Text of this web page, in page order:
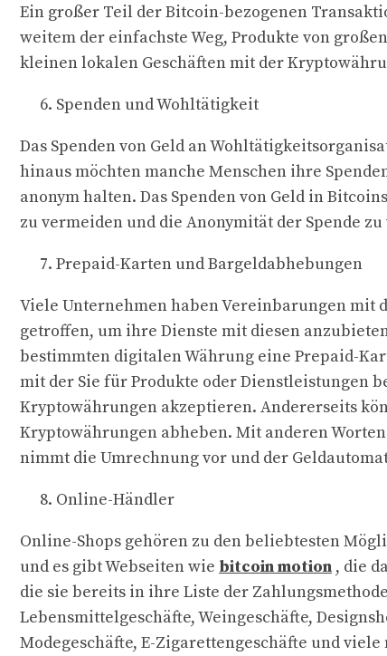
Ein großer Teil der Bitcoin-bezogenen
weitem der einfachste Weg, Produkte von
kleinen lokalen Geschäften mit der
Spenden und Wohltätigkeit
Das Spenden von Geld an
hinaus möchten manche Menschen ihre
anonym halten. Das Spenden von Geld in
zu vermeiden und die Anonymität der Spende
Prepaid-Karten und Bargeldabhebungen
Viele Unternehmen haben Vereinbarungen mit
getroffen, um ihre Dienste mit diesen
bestimmten digitalen Währung eine Prepaid-
mit der Sie für Produkte oder Dienstleistungen
Kryptowährungen akzeptieren. Andererseits
Kryptowährungen abheben. Mit anderen
nimmt die Umrechnung vor und der
Online-Händler
Online-Shops gehören zu den beliebtesten
und es gibt Webseiten wie bitcoin motion , die
die sie bereits in ihre Liste der
Lebensmittelgeschäfte, Weingeschäfte,
Modegeschäfte, E-Zigarettengeschäfte und